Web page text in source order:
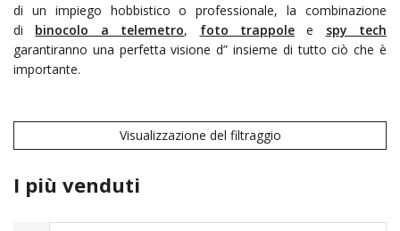
di un impiego hobbistico o professionale, la combinazione
di binocolo a telemetro, foto trappolee spy tech
garantiranno una perfetta visione d” insieme di tutto ciò che è
importante.
Visualizzazione del filtraggio
I più venduti